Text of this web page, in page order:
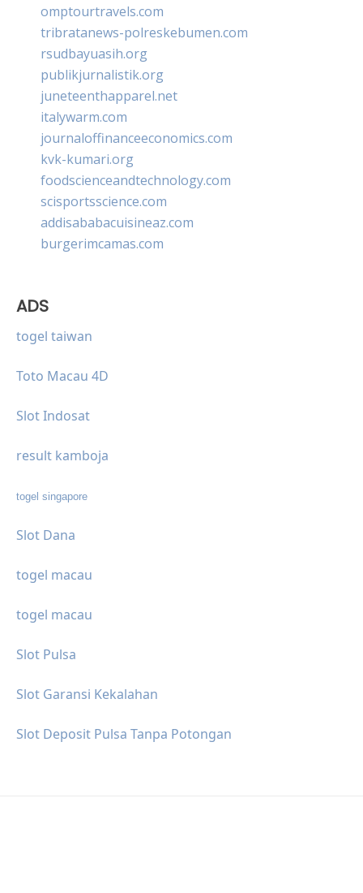
omptourtravels.com
tribratanews-polreskebumen.com
rsudbayuasih.org
publikjurnalistik.org
juneteenthapparel.net
italywarm.com
journaloffinanceeconomics.com
kvk-kumari.org
foodscienceandtechnology.com
scisportsscience.com
addisababacuisineaz.com
burgerimcamas.com
ADS
togel taiwan
Toto Macau 4D
Slot Indosat
result kamboja
togel singapore
Slot Dana
togel macau
togel macau
Slot Pulsa
Slot Garansi Kekalahan
Slot Deposit Pulsa Tanpa Potongan